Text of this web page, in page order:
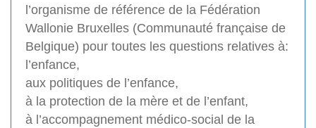
l’organisme de référence de la Fédération
Wallonie Bruxelles (Communauté française de
Belgique) pour toutes les questions relatives à:
l’enfance,
aux politiques de l’enfance,
à la protection de la mère et de l’enfant,
à l’accompagnement médico-social de la